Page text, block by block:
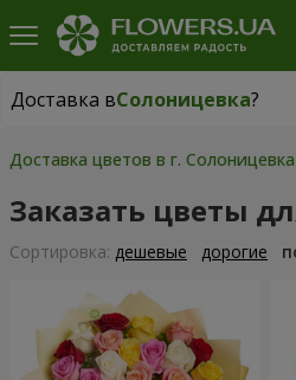
Доставка вСолоницевка?
Доставка вСолоницевка|
Доставка цветов в г. Солоницевка
Заказать цветы
Cортировка: дешевые дорогие